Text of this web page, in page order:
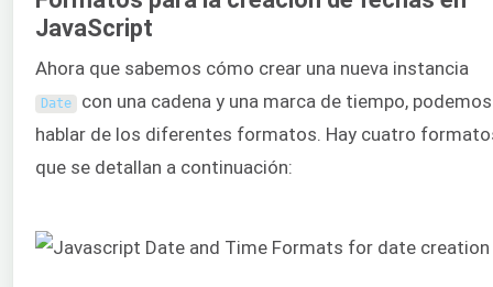
JavaScript
Ahora que sabemos cómo crear una nueva instancia
Date con una cadena y una marca de tiempo, podemos
hablar de los diferentes formatos. Hay cuatro
que se detallan a continuación: